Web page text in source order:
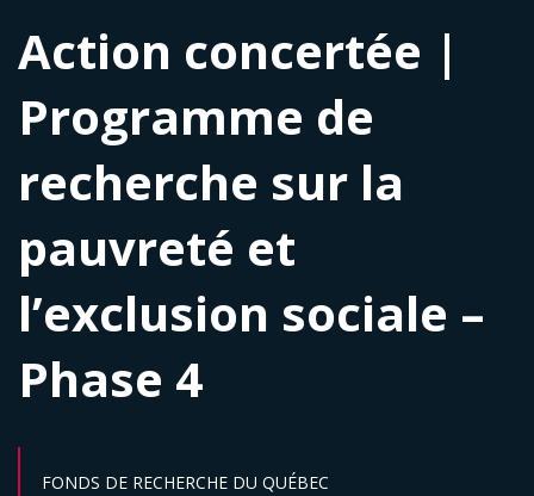
Action concertée |
Programme de
recherche sur la
pauvreté et
l’exclusion sociale –
Phase 4
FONDS DE RECHERCHE DU QUÉBEC